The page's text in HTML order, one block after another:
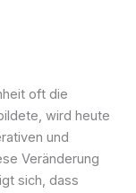
oft die
wird heute
und
Veränderung
sich, dass